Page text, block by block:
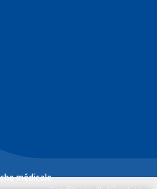
médicale
Conditions d’utilisation